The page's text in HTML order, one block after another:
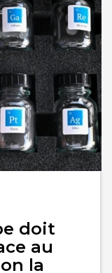
doit
au
la